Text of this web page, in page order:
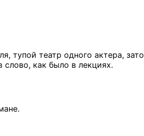
тупой театр одного актера, зато
слово, как было в лекциях.